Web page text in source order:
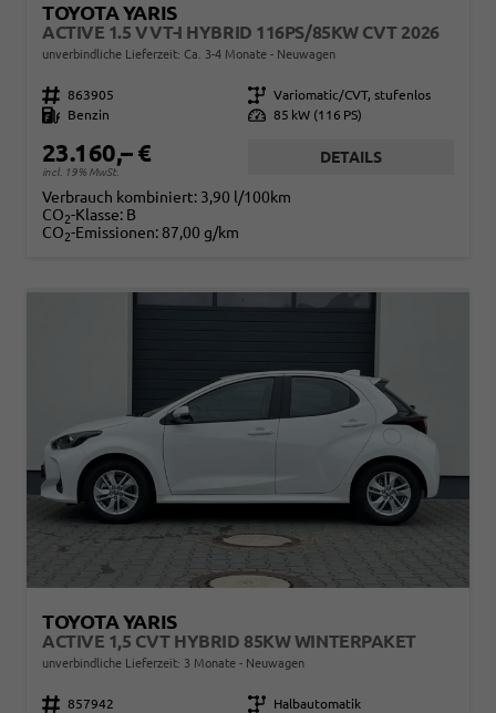
TOYOTA YARIS
ACTIVE 1.5 VVT-I HYBRID 116PS/85KW CVT 2026
unverbindliche Lieferzeit: Ca. 3-4 Monate Neuwagen
Fahrzeugnr. 863905 Getriebe Variomatic/CVT, stufenlos
Kraftstoff
Benzin Leistung 85 kW (116 PS)
23.160,– €
incl. 19% MwSt.
DETAILS
Verbrauch kombiniert: 3,90 l/100km
CO2-Klasse: B
CO2-Emissionen: 87,00 g/km
TOYOTA YARIS
ACTIVE 1,5 CVT HYBRID 85KW WINTERPAKET
unverbindliche Lieferzeit: 3 Monate Neuwagen
Fahrzeugnr. 857942 Getriebe
Halbautomatik